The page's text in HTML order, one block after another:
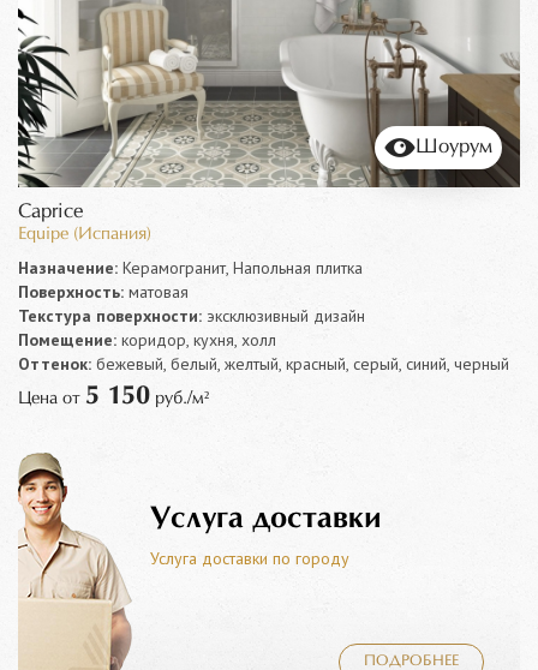
Шоурум
Caprice
Equipe (Испания)
Назначение: Керамогранит, Напольная плитка
Поверхность: матовая
Текстура поверхности: эксклюзивный дизайн
Помещение: коридор, кухня, холл
Оттенок: бежевый, белый, желтый, красный, серый, синий, черный
Цена от 5 150 руб./м²
Услуга доставки
Услуга доставки по городу
ПОДРОБНЕЕ